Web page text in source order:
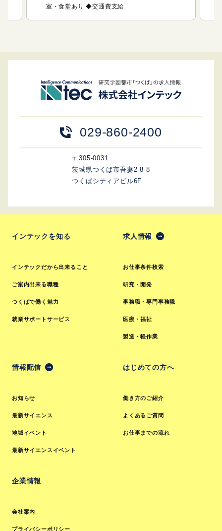
室・食堂あり ◆交通費支給
029-860-2400
〒305-0031
茨城県つくば市吾妻2-8-8
つくばシティアビル6F
インテックを知る
インテックだから出来ること
ご案内出来る職種
つくばで働く魅力
就業サポートサービス
求人情報
お仕事条件検索
研究・開発
事務職・専門事務職
医療・福祉
製造・軽作業
情報配信
お知らせ
最新サイエンス
地域イベント
最新サイエンスイベント
はじめての方へ
働き方のご紹介
よくあるご質問
お仕事までの流れ
企業情報
会社案内
プライバシーポリシー